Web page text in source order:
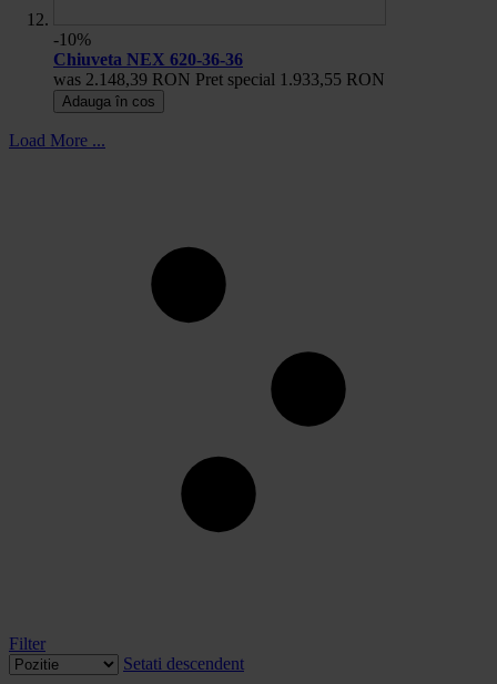
-10%
Chiuveta NEX 620-36-36
was 2.148,39 RON Pret special 1.933,55 RON
Adauga în cos
Load More ...
Filter
Setati descendent